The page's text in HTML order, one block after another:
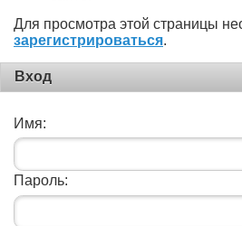
Для просмотра этой страницы
зарегистрироваться.
Вход
Имя:
Пароль: